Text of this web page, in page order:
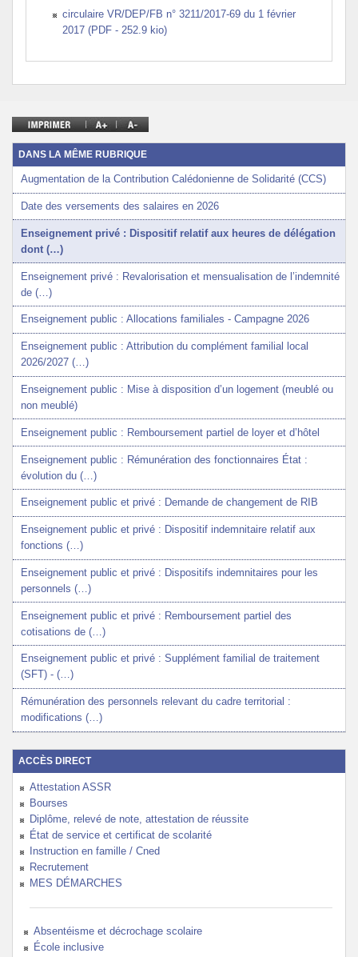
circulaire VR/DEP/FB n° 3211/2017-69 du 1 février
2017 (PDF - 252.9 kio)
DANS LA MÊME RUBRIQUE
Augmentation de la Contribution Calédonienne de Solidarité (CCS)
Date des versements des salaires en 2026
Enseignement privé : Dispositif relatif aux heures de délégation
dont (…)
Enseignement privé : Revalorisation et mensualisation de l’indemnité
de (…)
Enseignement public : Allocations familiales - Campagne 2026
Enseignement public : Attribution du complément familial local
2026/2027 (…)
Enseignement public : Mise à disposition d’un logement (meublé ou
non meublé)
Enseignement public : Remboursement partiel de loyer et d’hôtel
Enseignement public : Rémunération des fonctionnaires État :
évolution du (…)
Enseignement public et privé : Demande de changement de RIB
Enseignement public et privé : Dispositif indemnitaire relatif aux
fonctions (…)
Enseignement public et privé : Dispositifs indemnitaires pour les
personnels (…)
Enseignement public et privé : Remboursement partiel des
cotisations de (…)
Enseignement public et privé : Supplément familial de traitement
(SFT) - (…)
Rémunération des personnels relevant du cadre territorial :
modifications (…)
ACCÈS DIRECT
Attestation ASSR
Bourses
Diplôme, relevé de note, attestation de réussite
État de service et certificat de scolarité
Instruction en famille / Cned
Recrutement
MES DÉMARCHES
Absentéisme et décrochage scolaire
École inclusive